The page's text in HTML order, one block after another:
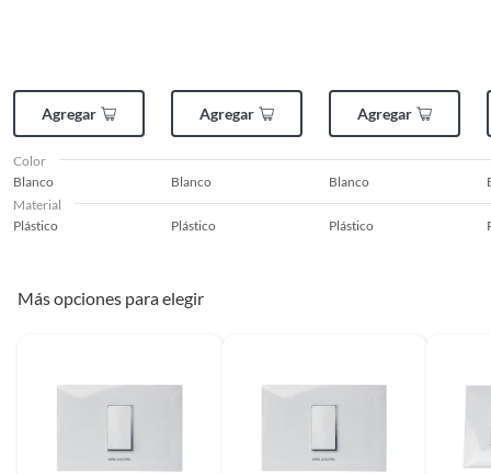
Agregar Agregar Agregar
Color
Blanco
Blanco Blanco
Material
Plástico
Plástico Plástico
Más opciones para elegir